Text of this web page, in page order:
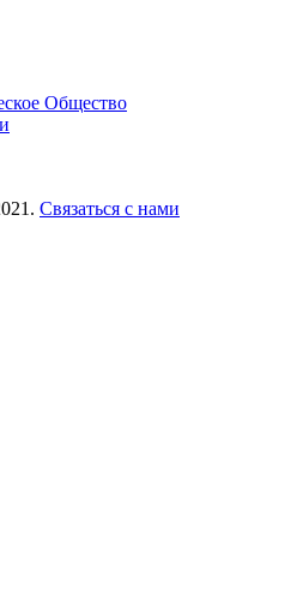
Общество
Связаться с нами